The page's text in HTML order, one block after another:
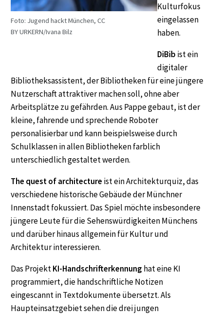
Foto: Jugend hackt München, CC
BY URKERN/Ivana Bilz
Kulturfokus
eingelassen
haben.
DiBib ist ein
digitaler
Bibliotheksassistent, der Bibliotheken für eine jüngere
Nutzerschaft attraktiver machen soll, ohne aber
Arbeitsplätze zu gefährden. Aus Pappe gebaut, ist der
kleine, fahrende und sprechende Roboter
personalisierbar und kann beispielsweise durch
Schulklassen in allen Bibliotheken farblich
unterschiedlich gestaltet werden.
The quest of architecture ist ein Architekturquiz, das
verschiedene historische Gebäude der Münchner
Innenstadt fokussiert. Das Spiel möchte insbesondere
jüngere Leute für die Sehenswürdigkeiten Münchens
und darüber hinaus allgemein für Kultur und
Architektur interessieren.
Das ProjektKI-Handschrifterkennung hat eine KI
programmiert, die handschriftliche Notizen
eingescannt in Textdokumente übersetzt. Als
Haupteinsatzgebiet sehen die drei jungen